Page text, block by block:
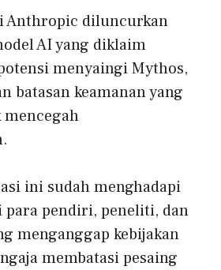
Anthropic diluncurkan
AI yang diklaim
menyaingi Mythos,
batasan keamanan yang
ini sudah menghadapi
para pendiri, peneliti, dan
menganggap kebijakan
membatasi pesaing